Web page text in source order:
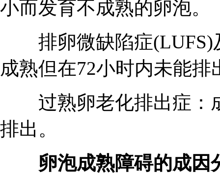
小而发育不成熟的卵泡。
排卵微缺陷症(LUFS)
成熟但在72小时内未能
过熟卵老化排出症：
排出。
卵泡成熟障碍的成因